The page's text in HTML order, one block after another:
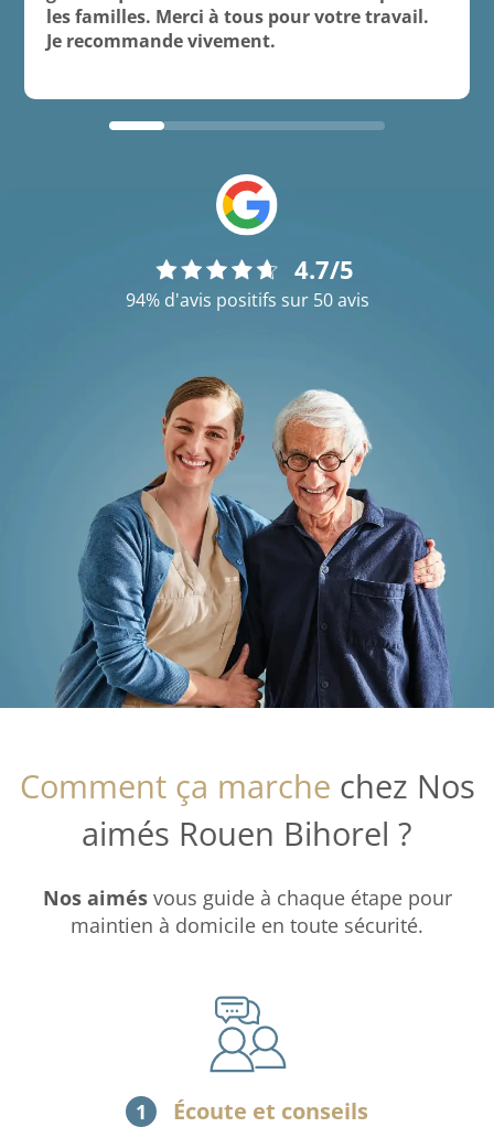
les familles. Merci à tous pour votre travail.
Je recommande vivement.
4.7/5
94% d'avis positifs sur 50 avis
Comment ça marche chez Nos
aimés Rouen Bihorel ?
Nos aimésvous guide à chaque étape pour
maintien à domicile en toute sécurité.
1 Écoute et conseils